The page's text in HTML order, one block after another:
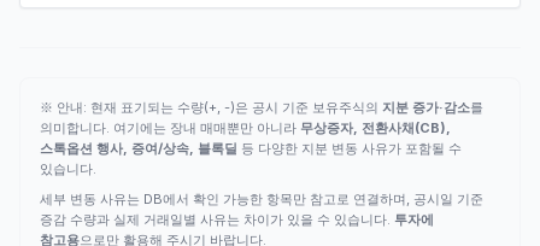
※ 안내: 현재 표기되는 수량(+, -)은 공시 기준 보유주식의 지분 증가·감소를
의미합니다. 여기에는 장내 매매뿐만 아니라 무상증자, 전환사채(CB),
스톡옵션 행사, 증여/상속, 블록딜 등 다양한 지분 변동 사유가 포함될 수
있습니다.
세부 변동 사유는 DB에서 확인 가능한 항목만 참고로 연결하며, 공시일 기준
증감 수량과 실제 거래일별 사유는 차이가 있을 수 있습니다. 투자에
참고용으로만 활용해 주시기 바랍니다.